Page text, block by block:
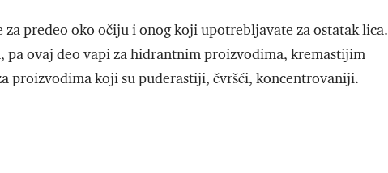
predeo oko očiju i onog koji upotrebljavate za ostatak lica.
pa ovaj deo vapi za hidrantnim proizvodima, kremastijim
proizvodima koji su puderastiji, čvršći, koncentrovaniji.